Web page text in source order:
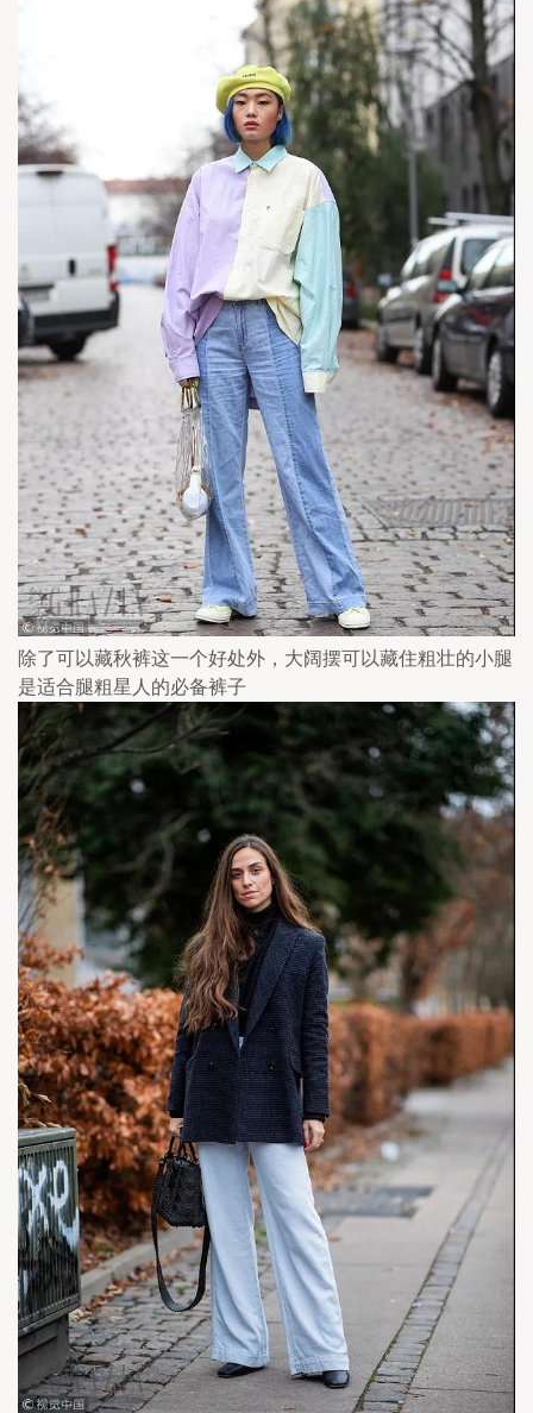
除了可以藏秋裤这一个好处外，大阔摆可以藏住粗壮的小腿
是适合腿粗星人的必备裤子